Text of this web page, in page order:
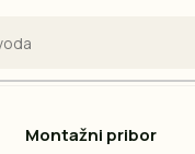
Montažni pribor